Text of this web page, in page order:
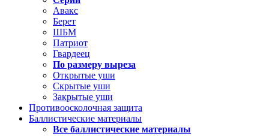
Авакс
Берет
ШБМ
Патриот
Гвардеец
По размеру выреза
Открытые уши
Скрытые уши
Закрытые уши
Противоосколочная защита
Баллистические материалы
Все баллистические материалы